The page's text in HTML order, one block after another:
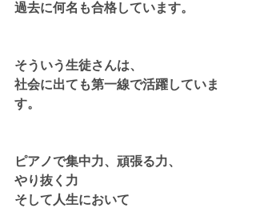
過去に何名も合格しています。
そういう生徒さんは、
社会に出ても第一線で活躍していま
す。
ピアノで集中力、頑張る力、
やり抜く力
そして人生において